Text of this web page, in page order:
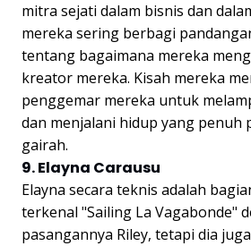
mitra sejati dalam bisnis dan
mereka sering berbagi
tentang bagaimana mereka
kreator mereka. Kisah mereka
penggemar mereka untuk
dan menjalani hidup yang penuh
gairah.
9. Elayna Carausu
Elayna secara teknis adalah
terkenal "Sailing La Vagabonde"
pasangannya Riley, tetapi dia